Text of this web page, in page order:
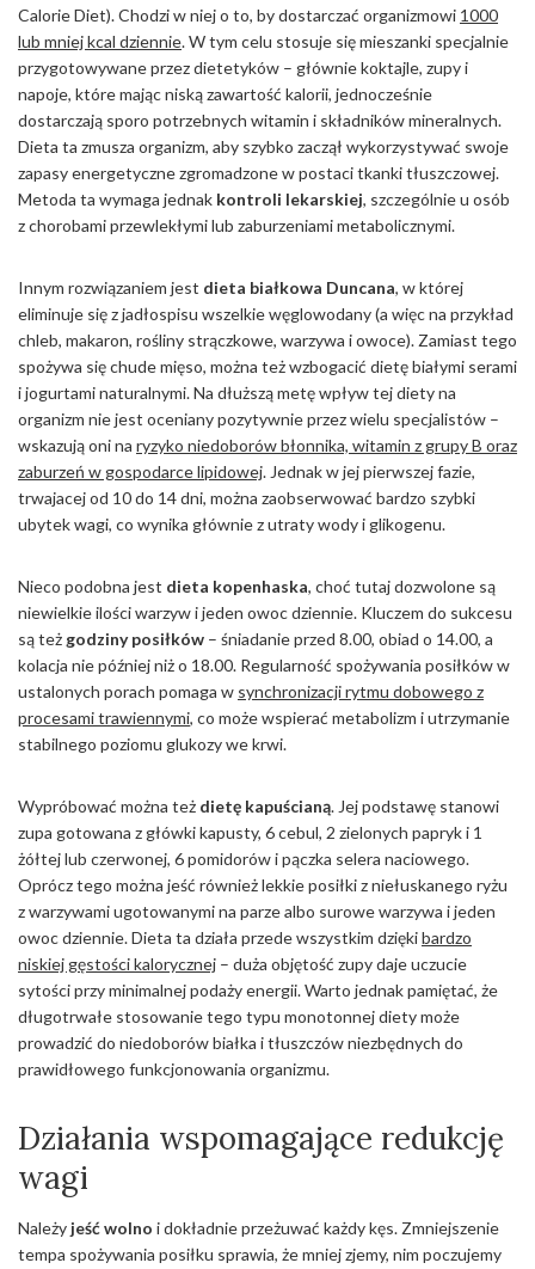
Calorie Diet). Chodzi w niej o to, by dostarczać organizmowi 1000
lub mniej kcal dziennie. W tym celu stosuje się mieszanki specjalnie
przygotowywane przez dietetyków – głównie koktajle, zupy i
napoje, które mając niską zawartość kalorii, jednocześnie
dostarczają sporo potrzebnych witamin i składników mineralnych.
Dieta ta zmusza organizm, aby szybko zaczął wykorzystywać swoje
zapasy energetyczne zgromadzone w postaci tkanki tłuszczowej.
Metoda ta wymaga jednak kontroli lekarskiej, szczególnie u osób
z chorobami przewlekłymi lub zaburzeniami metabolicznymi.
Innym rozwiązaniem jest dieta białkowa Duncana, w której
eliminuje się z jadłospisu wszelkie węglowodany (a więc na przykład
chleb, makaron, rośliny strączkowe, warzywa i owoce). Zamiast tego
spożywa się chude mięso, można też wzbogacić dietę białymi serami
i jogurtami naturalnymi. Na dłuższą metę wpływ tej diety na
organizm nie jest oceniany pozytywnie przez wielu specjalistów –
wskazują oni na ryzyko niedoborów błonnika, witamin z grupy B oraz
zaburzeń w gospodarce lipidowej. Jednak w jej pierwszej fazie,
trwajacej od 10 do 14 dni, można zaobserwować bardzo szybki
ubytek wagi, co wynika głównie z utraty wody i glikogenu.
Nieco podobna jest dieta kopenhaska, choć tutaj dozwolone są
niewielkie ilości warzyw i jeden owoc dziennie. Kluczem do sukcesu
są też godziny posiłków – śniadanie przed 8.00, obiad o 14.00, a
kolacja nie później niż o 18.00. Regularność spożywania posiłków w
ustalonych porach pomaga w synchronizacji rytmu dobowego z
procesami trawiennymi, co może wspierać metabolizm i utrzymanie
stabilnego poziomu glukozy we krwi.
Wypróbować można też dietę kapuścianą. Jej podstawę stanowi
zupa gotowana z główki kapusty, 6 cebul, 2 zielonych papryk i 1
żółtej lub czerwonej, 6 pomidorów i pączka selera naciowego.
Oprócz tego można jeść również lekkie posiłki z niełuskanego ryżu
z warzywami ugotowanymi na parze albo surowe warzywa i jeden
owoc dziennie. Dieta ta działa przede wszystkim dziękibardzo
niskiej gęstości kalorycznej – duża objętość zupy daje uczucie
sytości przy minimalnej podaży energii. Warto jednak pamiętać, że
długotrwałe stosowanie tego typu monotonnej diety może
prowadzić do niedoborów białka i tłuszczów niezbędnych do
prawidłowego funkcjonowania organizmu.
Działania wspomagające redukcję
wagi
Należy jeść wolno i dokładnie przeżuwać każdy kęs. Zmniejszenie
tempa spożywania posiłku sprawia, że mniej zjemy, nim poczujemy